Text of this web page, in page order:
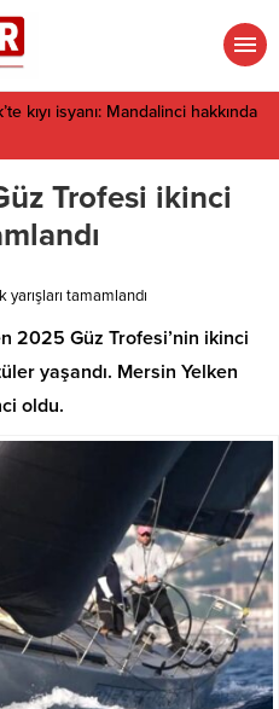
Fen Lisesi’nde 4 yıl geçti,
Trofesi ikinci
tamamlandı
2025 Güz Trofesi’nin ikinci
yaşandı. Mersin Yelken
oldu.